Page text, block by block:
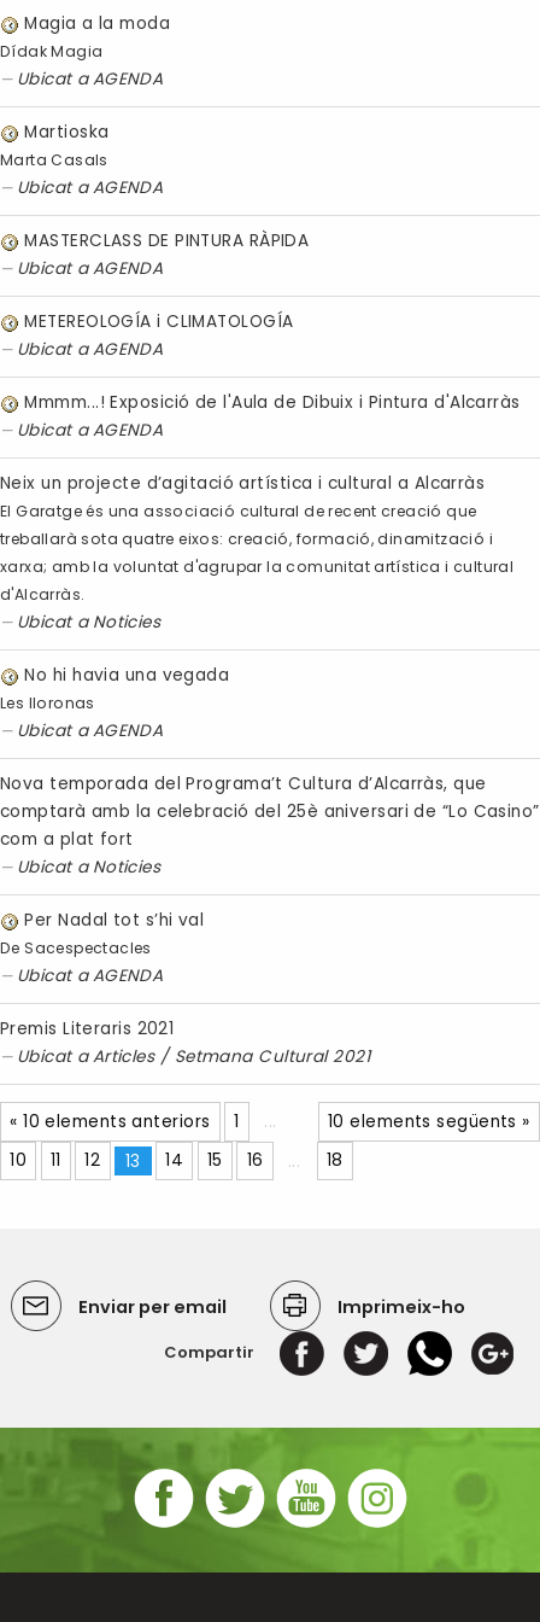
Magia a la moda
Dídak Magia
Ubicat aAGENDA
Martioska
Marta Casals
Ubicat aAGENDA
MASTERCLASS DE PINTURA RÀPIDA
Ubicat aAGENDA
METEREOLOGÍA i CLIMATOLOGÍA
Ubicat aAGENDA
Mmmm...! Exposició de l'Aula de Dibuix i Pintura d'Alcarràs
Ubicat aAGENDA
Neix un projecte d’agitació artística i cultural a Alcarràs
El Garatge és una associació cultural de recent creació que
treballarà sota quatre eixos: creació, formació, dinamització i
xarxa; amb la voluntat d'agrupar la comunitat artística i cultural
d'Alcarràs.
Ubicat a Noticies
No hi havia una vegada
Les lloronas
Ubicat aAGENDA
Nova temporada del Programa’t Cultura d’Alcarràs, que
comptarà amb la celebració del 25è aniversari de “Lo Casino”
com a plat fort
Ubicat a Noticies
Per Nadal tot s’hi val
De Sacespectacles
Ubicat aAGENDA
Premis Literaris 2021
Ubicat aArticles / Setmana Cultural 2021
« 10 elements anteriors 10 elements següents »
1
...
10
11 12 13 14 15 16 ... 18
Enviar per email Imprimeix-ho
Compartir